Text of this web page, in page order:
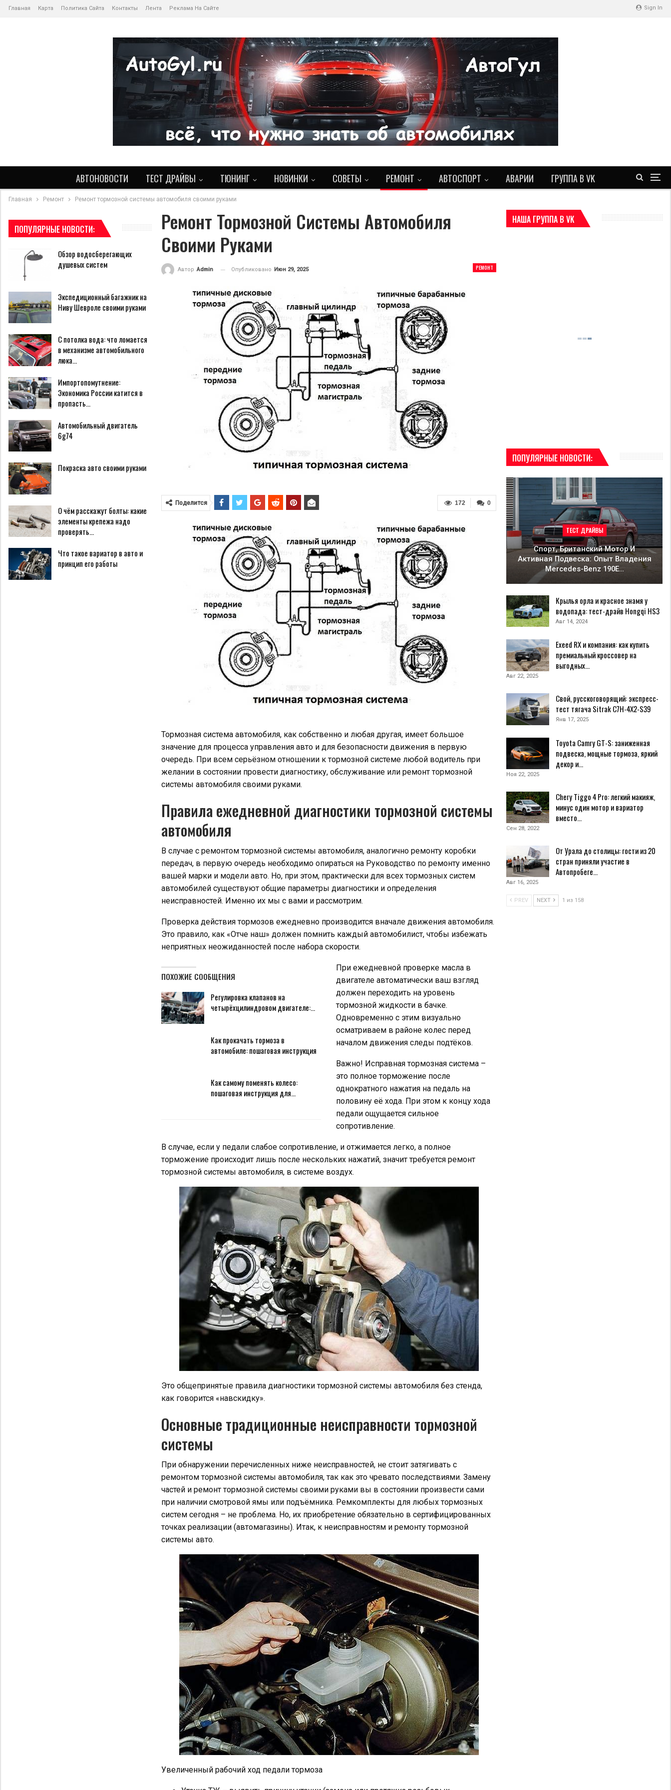
Sign In
Главная Карта Политика Сайта Контакты Лента Реклама На Сайте
АВТОНОВОСТИ ТЕСТ ДРАЙВЫ ТЮНИНГ НОВИНКИ СОВЕТЫ РЕМОНТ АВТОСПОРТ АВАРИИ ГРУППА В VK
Главная Ремонт Ремонт тормозной системы автомобиля своими руками
Ремонт Тормозной Системы Автомобиля
Своими Руками
РЕМОНТ
Автор Admin Опубликовано Июн 29, 2025
0
172
Поделится
Тормозная система автомобиля, как собственно и любая другая, имеет большое
значение для процесса управления авто и для безопасности движения в первую
очередь. При всем серьёзном отношении к тормозной системе любой водитель при
желании в состоянии провести диагностику, обслуживание или ремонт тормозной
системы автомобиля своими руками.
Правила ежедневной диагностики тормозной системы
автомобиля
В случае с ремонтом тормозной системы автомобиля, аналогично ремонту коробки
передач, в первую очередь необходимо опираться на Руководство по ремонту именно
вашей марки и модели авто. Но, при этом, практически для всех тормозных систем
автомобилей существуют общие параметры диагностики и определения
неисправностей. Именно их мы с вами и рассмотрим.
Проверка действия тормозов ежедневно производится вначале движения автомобиля.
Это правило, как «Отче наш» должен помнить каждый автомобилист, чтобы избежать
неприятных неожиданностей после набора скорости.
ПОХОЖИЕ СООБЩЕНИЯ
Регулировка клапанов на
четырёхцилиндровом двигателе:…
Как прокачать тормоза в
автомобиле: пошаговая инструкция
Как самому поменять колесо:
пошаговая инструкция для…
При ежедневной проверке масла в
двигателе автоматически ваш взгляд
должен переходить на уровень
тормозной жидкости в бачке.
Одновременно с этим визуально
осматриваем в районе колес перед
началом движения следы подтёков.
Важно! Исправная тормозная система –
это полное торможение после
однократного нажатия на педаль на
половину её хода. При этом к концу хода
педали ощущается сильное
сопротивление.
В случае, если у педали слабое сопротивление, и отжимается легко, а полное
торможение происходит лишь после нескольких нажатий, значит требуется ремонт
тормозной системы автомобиля, в системе воздух.
Это общепринятые правила диагностики тормозной системы автомобиля без стенда,
как говорится «навскидку».
Основные традиционные неисправности тормозной
системы
При обнаружении перечисленных ниже неисправностей, не стоит затягивать с
ремонтом тормозной системы автомобиля, так как это чревато последствиями. Замену
частей и ремонт тормозной системы своими руками вы в состоянии произвести сами
при наличии смотровой ямы или подъёмника. Ремкомплекты для любых тормозных
систем сегодня – не проблема. Но, их приобретение обязательно в сертифицированных
точках реализации (автомагазины). Итак, к неисправностям и ремонту тормозной
системы авто.
Увеличенный рабочий ход педали тормоза
НАША ГРУППА В VK
ПОПУЛЯРНЫЕ НОВОСТИ:
ТЕСТ ДРАЙВЫ
Спорт, Британский Мотор И
Активная Подвеска: Опыт Владения
Mercedes-Benz 190E…
Крылья орла и красное знамя у
водопада: тест-драйв Hongqi HS3
Авг 14, 2024
Exeed RX и компания: как купить
премиальный кроссовер на
выгодных…
Авг 22, 2025
Свой, русскоговорящий: экспресс-
тест тягача Sitrak C7H-4X2-S39
Янв 17, 2025
Toyota Camry GT-S: заниженная
подвеска, мощные тормоза, яркий
декор и…
Ноя 22, 2025
Chery Tiggo 4 Pro: легкий макияж,
минус один мотор и вариатор
вместо…
Сен 28, 2022
От Урала до столицы: гости из 20
стран приняли участие в
Автопробеге…
Авг 16, 2025
PREV NEXT 1 из 158
ПОПУЛЯРНЫЕ НОВОСТИ:
Обзор водосберегающих
душевых систем
Экспедиционный багажник на
Ниву Шевроле своими руками
С потолка вода: что ломается
в механизме автомобильного
люка…
Импортопомутнение:
Экономика России катится в
пропасть…
Автомобильный двигатель
6g74
Покраска авто своими руками
О чём расскажут болты: какие
элементы крепежа надо
проверять…
Что такое вариатор в авто и
принцип его работы